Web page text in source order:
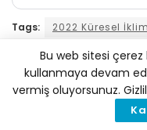
Tags:
2022 Küresel
Akdeniz Havzası
Dünya Meteoroloji
iklim değişikliği
Bu web sitesi çerez
kullanmaya devam
vermiş oluyorsunuz.